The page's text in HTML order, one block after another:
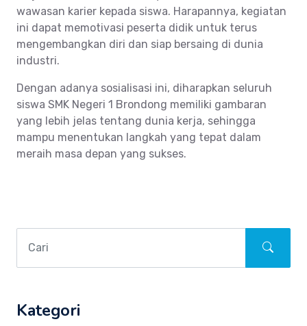
wawasan karier kepada siswa. Harapannya, kegiatan
ini dapat memotivasi peserta didik untuk terus
mengembangkan diri dan siap bersaing di dunia
industri.
Dengan adanya sosialisasi ini, diharapkan seluruh
siswa SMK Negeri 1 Brondong memiliki gambaran
yang lebih jelas tentang dunia kerja, sehingga
mampu menentukan langkah yang tepat dalam
meraih masa depan yang sukses.
Kategori